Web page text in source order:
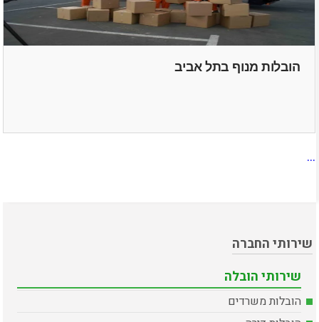
הובלות מנוף בתל אביב
...
שירותי החברה
שירותי הובלה
הובלות משרדים